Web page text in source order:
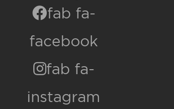
fab fa-
facebook
fab fa-
instagram